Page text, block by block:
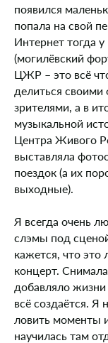
появился
попала на свой
Интернет тогда
(могилёвский
ЦЖР – это всё
делиться
зрителями, а в
музыкальной
Центра Живого
выставляла
поездок (а их
выходные).
Я всегда очень
слэмы под
кажется, что это
концерт.
добавляло жизни
всё создаётся. Я
ловить моменты
научилась там